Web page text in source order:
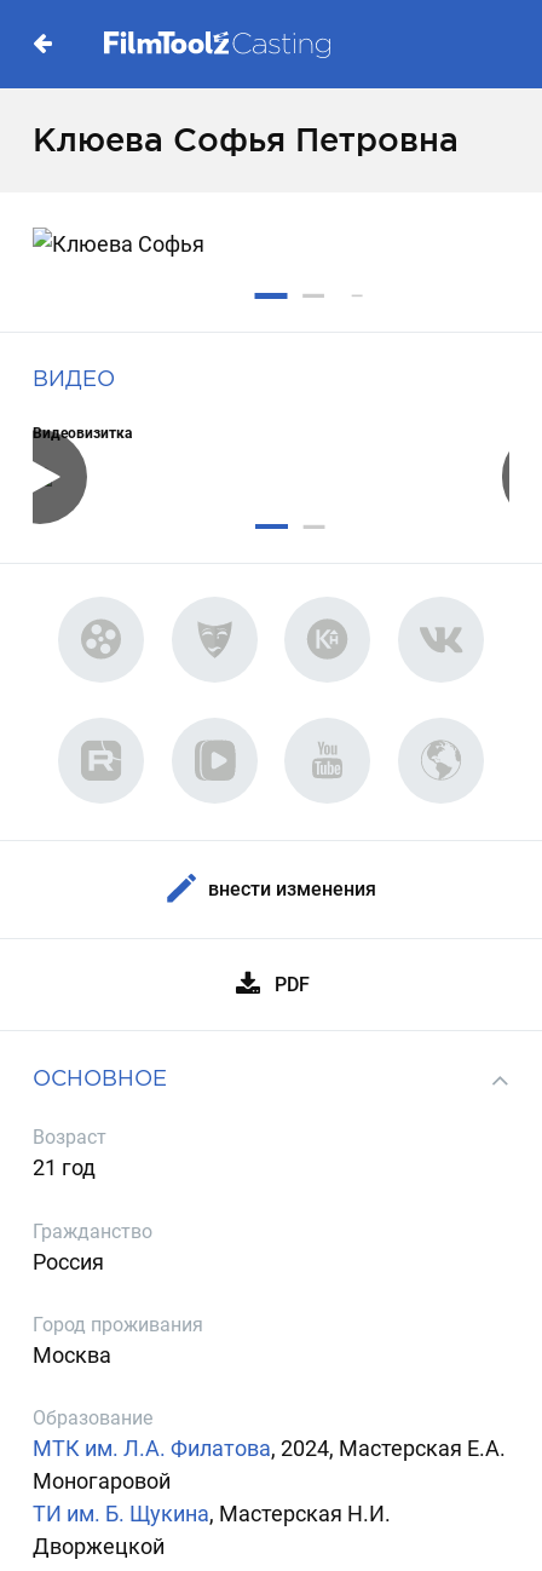
Клюева Софья Петровна
ВИДЕО
Видеовизитка
внести изменения
PDF
ОСНОВНОЕ
Возраст
21 год
Гражданство
Россия
Город проживания
Москва
Образование
МТК им. Л.А. Филатова, 2024, Мастерская Е.А.
Моногаровой
ТИ им. Б. Щукина, Мастерская Н.И.
Дворжецкой